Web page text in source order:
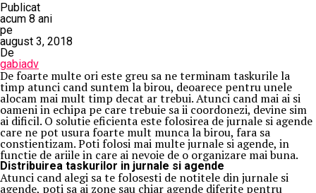
Publicat
acum 8 ani
pe
august 3, 2018
De
gabiadv
De foarte multe ori este greu sa ne terminam taskurile la
timp atunci cand suntem la birou, deoarece pentru unele
alocam mai mult timp decat ar trebui.Atunci cand mai ai si
oameni in echipa pe care trebuie sa ii coordonezi, devine sim
ai dificil. O solutie eficienta este folosirea de jurnale si agende
care ne pot usura foarte mult munca la birou, fara sa
constientizam. Poti folosi mai multe jurnale si agende, in
functie de ariile in care ai nevoie de o organizare mai buna.
Distribuirea taskurilor in jurnale si agende
Atunci cand alegi sa te folosesti de notitele din jurnale si
agende, poti sa ai zone sau chiar agende diferite pentru